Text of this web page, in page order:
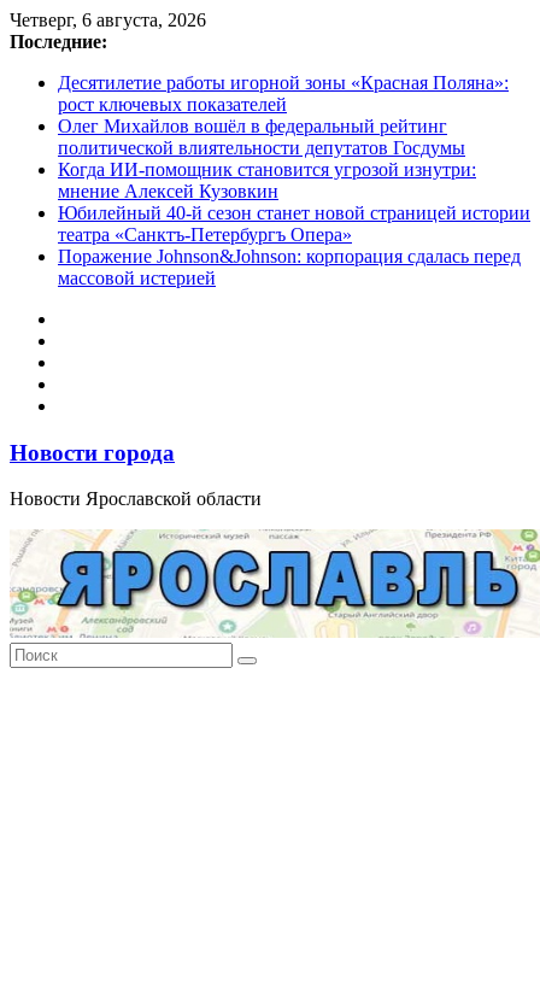
Перейти
к
Четверг, 6 августа, 2026
Последние:
Десятилетие работы игорной зоны «Красная Поляна»:
рост ключевых показателей
Олег Михайлов вошёл в федеральный рейтинг
политической влиятельности депутатов Госдумы
Когда ИИ-помощник становится угрозой изнутри:
мнение Алексей Кузовкин
Юбилейный 40-й сезон станет новой страницей истории
театра «Санктъ-Петербургъ Опера»
Поражение Johnson&Johnson: корпорация сдалась перед
массовой истерией
Новости города
Новости Ярославской области